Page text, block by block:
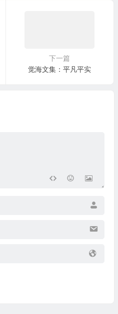
下一篇
觉海文集：平凡平实